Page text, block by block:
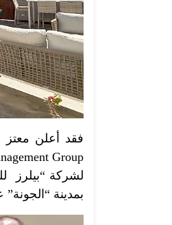
فقد أعلن معتز
بمدينة